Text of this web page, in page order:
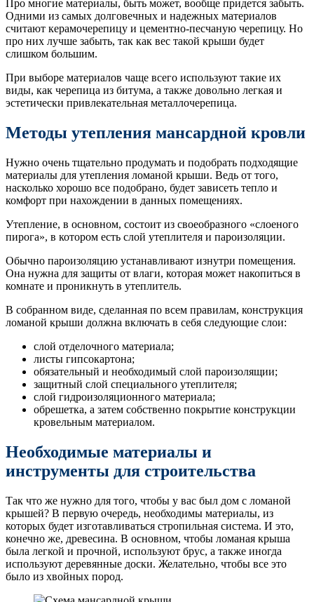
Про многие материалы, быть может, вообще придется забыть.
Одними из самых долговечных и надежных материалов
считают керамочерепицу и цементно-песчаную черепицу. Но
про них лучше забыть, так как вес такой крыши будет
слишком большим.
При выборе материалов чаще всего используют такие их
виды, как черепица из битума, а также довольно легкая и
эстетически привлекательная металлочерепица.
Методы утепления мансардной кровли
Нужно очень тщательно продумать и подобрать подходящие
материалы для утепления ломаной крыши. Ведь от того,
насколько хорошо все подобрано, будет зависеть тепло и
комфорт при нахождении в данных помещениях.
Утепление, в основном, состоит из своеобразного «слоеного
пирога», в котором есть слой утеплителя и пароизоляции.
Обычно пароизоляцию устанавливают изнутри помещения.
Она нужна для защиты от влаги, которая может накопиться в
комнате и проникнуть в утеплитель.
В собранном виде, сделанная по всем правилам, конструкция
ломаной крыши должна включать в себя следующие слои:
слой отделочного материала;
листы гипсокартона;
обязательный и необходимый слой пароизолящии;
защитный слой специального утеплителя;
слой гидроизоляционного материала;
обрешетка, а затем собственно покрытие конструкции
кровельным материалом.
Необходимые материалы и
инструменты для строительства
Так что же нужно для того, чтобы у вас был дом с ломаной
крышей? В первую очередь, необходимы материалы, из
которых будет изготавливаться стропильная система. И это,
конечно же, древесина. В основном, чтобы ломаная крыша
была легкой и прочной, используют брус, а также иногда
используют деревянные доски. Желательно, чтобы все это
было из хвойных пород.